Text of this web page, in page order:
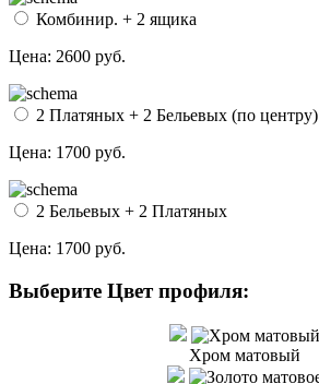
Комбинир. + 2 ящика
Цена: 2600 руб.
2 Платяных + 2 Бельевых (по центру)
Цена: 1700 руб.
2 Бельевых + 2 Платяных
Цена: 1700 руб.
Выберите Цвет профиля:
Хром матовый